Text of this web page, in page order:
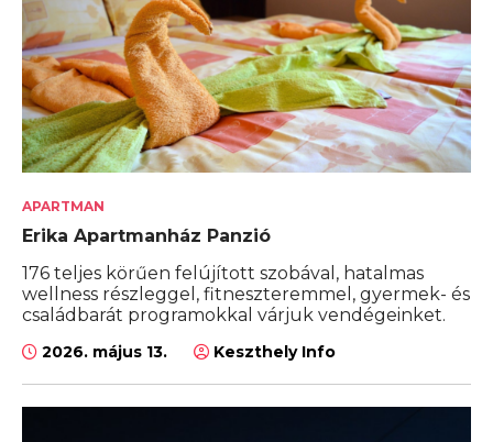
APARTMAN
Erika Apartmanház Panzió
176 teljes körűen felújított szobával, hatalmas
wellness részleggel, fitneszteremmel, gyermek- és
családbarát programokkal várjuk vendégeinket.
2026. május 13. Keszthely Info